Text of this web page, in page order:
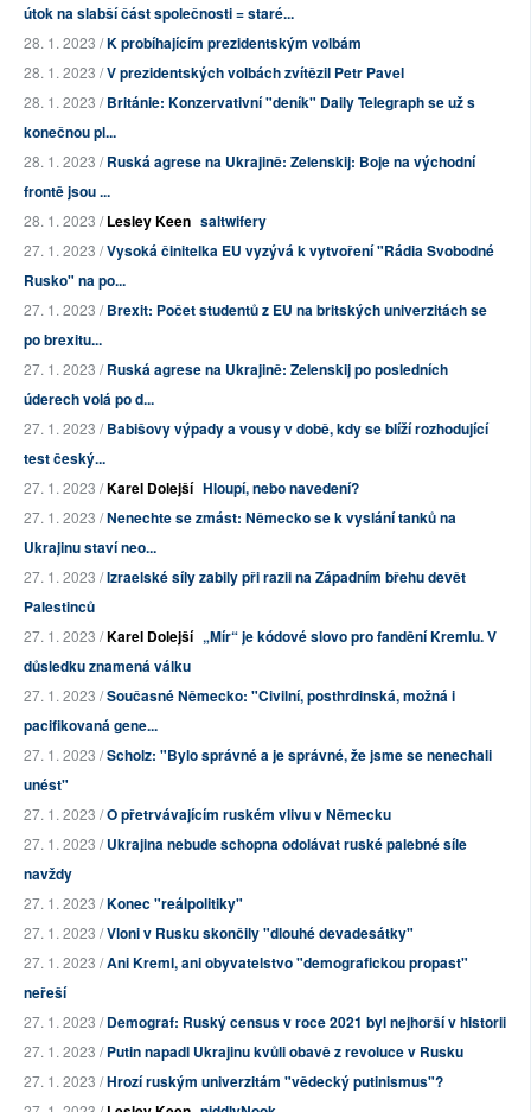
útok na slabší část společnosti = staré...
28. 1. 2023 /K probíhajícím prezidentským volbám
28. 1. 2023 /V prezidentských volbách zvítězil Petr Pavel
28. 1. 2023 /Británie: Konzervativní "deník" Daily Telegraph se už s
konečnou pl...
28. 1. 2023 /Ruská agrese na Ukrajině: Zelenskij: Boje na východní
frontě jsou ...
28. 1. 2023 /Lesley Keen saltwifery
27. 1. 2023 /Vysoká činitelka EU vyzývá k vytvoření "Rádia Svobodné
Rusko" na po...
27. 1. 2023 /Brexit: Počet studentů z EU na britských univerzitách se
po brexitu...
27. 1. 2023 /Ruská agrese na Ukrajině: Zelenskij po posledních
úderech volá po d...
27. 1. 2023 /Babišovy výpady a vousy v době, kdy se blíží rozhodující
test český...
27. 1. 2023 /Karel Dolejší Hloupí, nebo navedení?
27. 1. 2023 /Nenechte se zmást: Německo se k vyslání tanků na
Ukrajinu staví neo...
27. 1. 2023 /Izraelské síly zabily při razii na Západním břehu devět
Palestinců
27. 1. 2023 /Karel Dolejší „Mír“ je kódové slovo pro fandění Kremlu. V
důsledku znamená válku
27. 1. 2023 /Současné Německo: "Civilní, posthrdinská, možná i
pacifikovaná gene...
27. 1. 2023 /Scholz: "Bylo správné a je správné, že jsme se nenechali
unést"
27. 1. 2023 /O přetrvávajícím ruském vlivu v Německu
27. 1. 2023 /Ukrajina nebude schopna odolávat ruské palebné síle
navždy
27. 1. 2023 /Konec "reálpolitiky"
27. 1. 2023 /Vloni v Rusku skončily "dlouhé devadesátky"
27. 1. 2023 /Ani Kreml, ani obyvatelstvo "demografickou propast"
neřeší
27. 1. 2023 /Demograf: Ruský census v roce 2021 byl nejhorší v historii
27. 1. 2023 /Putin napadl Ukrajinu kvůli obavě z revoluce v Rusku
27. 1. 2023 /Hrozí ruským univerzitám "vědecký putinismus"?